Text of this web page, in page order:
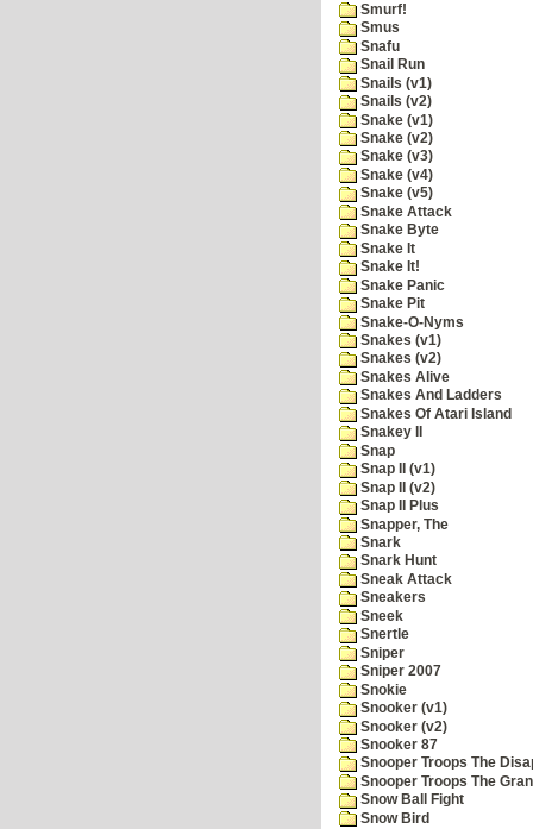
Smurf!
Smus
Snafu
Snail Run
Snails (v1)
Snails (v2)
Snake (v1)
Snake (v2)
Snake (v3)
Snake (v4)
Snake (v5)
Snake Attack
Snake Byte
Snake It
Snake It!
Snake Panic
Snake Pit
Snake-O-Nyms
Snakes (v1)
Snakes (v2)
Snakes Alive
Snakes And Ladders
Snakes Of Atari Island
Snakey II
Snap
Snap II (v1)
Snap II (v2)
Snap II Plus
Snapper, The
Snark
Snark Hunt
Sneak Attack
Sneakers
Sneek
Snertle
Sniper
Sniper 2007
Snokie
Snooker (v1)
Snooker (v2)
Snooker 87
Snooper Troops The
Snooper Troops The
Snow Ball Fight
Snow Bird